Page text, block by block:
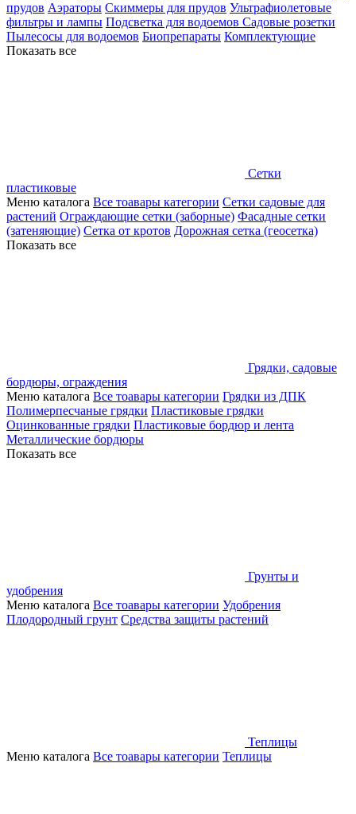
прудов Аэраторы Скиммеры для прудов Ультрафиолетовые
фильтры и лампы Подсветка для водоемов Садовые розетки
Пылесосы для водоемов Биопрепараты Комплектующие
Показать все
Сетки
пластиковые
Меню каталога Все тоавары категории Сетки садовые для
растений Ограждающие сетки (заборные) Фасадные сетки
(затеняющие) Сетка от кротов Дорожная сетка (геосетка)
Показать все
Грядки, садовые
бордюры, ограждения
Меню каталога Все тоавары категории Грядки из ДПК
Полимерпесчаные грядки Пластиковые грядки
Оцинкованные грядки Пластиковые бордюр и лента
Металлические бордюры
Показать все
Грунты и
удобрения
Меню каталога Все тоавары категории Удобрения
Плодородный грунт Средства защиты растений
Теплицы
Меню каталога Все тоавары категории Теплицы